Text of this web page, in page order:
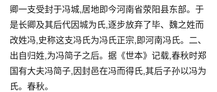
卿一支受封于冯城,居地即今河南省荥阳县东部。于
是长卿及其后代因城为氏,逐步放弃了毕、魏之姓而
改姓冯,史称这支冯氏为冯氏正宗,即河南冯氏。二、
出自归姓,为冯简子之后。据《世本》记载,春秋时郑
国有大夫冯简子,因封邑在冯而得氏,其后子孙以冯为
氏。春秋。
12小时前 来自北京 32
心心相印
我身体不太好，总是病病殃殃的，去检查又没什么大
问题，反正就是不舒服。中医西医看遍了，找不到问
题，后来无意中看到有人推荐慧来老师，跟老师聊过
之后，心情豁然开朗，也听老师建议，处理了一些因
果问题。今年以来，身体比以前好多，主要是心情好